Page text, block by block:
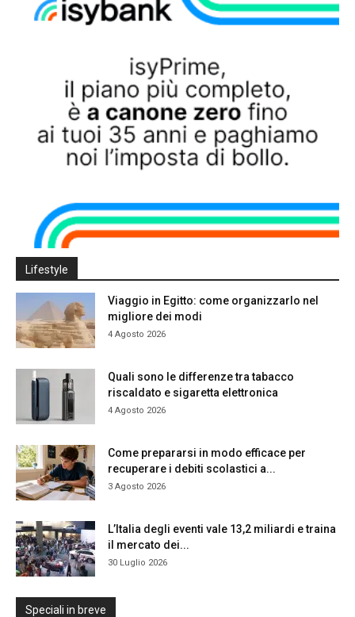
Lifestyle
Viaggio in Egitto: come organizzarlo nel
migliore dei modi
4 Agosto 2026
Quali sono le differenze tra tabacco
riscaldato e sigaretta elettronica
4 Agosto 2026
Come prepararsi in modo efficace per
recuperare i debiti scolastici a...
3 Agosto 2026
L’Italia degli eventi vale 13,2 miliardi e traina
il mercato dei...
30 Luglio 2026
Speciali in breve